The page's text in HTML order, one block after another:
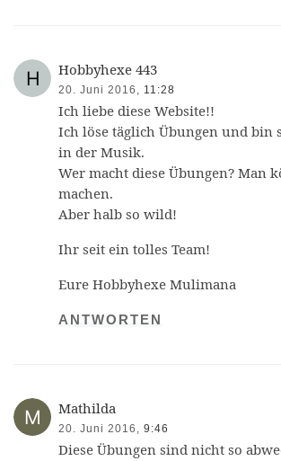
Hobbyhexe 443
20. Juni 2016, 11:28
Ich liebe diese Website!!
Ich löse täglich Übungen und bin
in der Musik.
Wer macht diese Übungen? Man
machen.
Aber halb so wild!
Ihr seit ein tolles Team!
Eure Hobbyhexe Mulimana
ANTWORTEN
Mathilda
20. Juni 2016, 9:46
Diese Übungen sind nicht so